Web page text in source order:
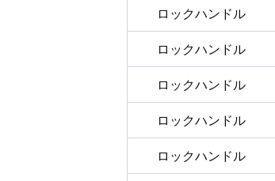
ロックハンドル
ロックハンドル
ロックハンドル
ロックハンドル
ロックハンドル